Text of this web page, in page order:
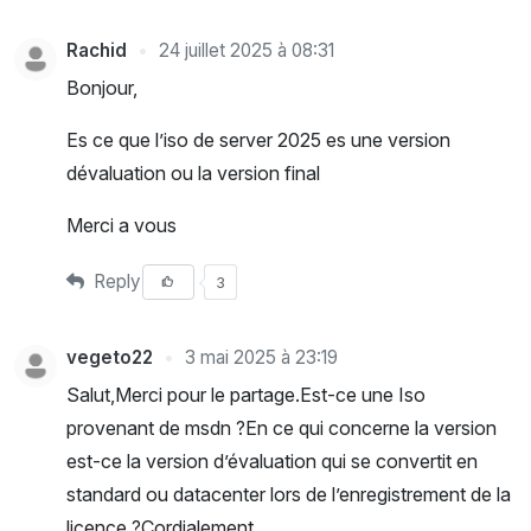
Rachid 24 juillet 2025 à 08:31
Bonjour,
Es ce que l’iso de server 2025 es une version
dévaluation ou la version final
Merci a vous
Reply 3
vegeto22 3 mai 2025 à 23:19
Salut,Merci pour le partage.Est-ce une Iso
provenant de msdn ?En ce qui concerne la version
est-ce la version d’évaluation qui se convertit en
standard ou datacenter lors de l’enregistrement de la